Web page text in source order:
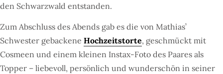
den Schwarzwald entstanden.
Zum Abschluss des Abends gab es die von Mathias’
Schwester gebackene Hochzeitstorte, geschmückt mit
Cosmeen und einem kleinen Instax-Foto des Paares als
Topper – liebevoll, persönlich und wunderschön in seiner